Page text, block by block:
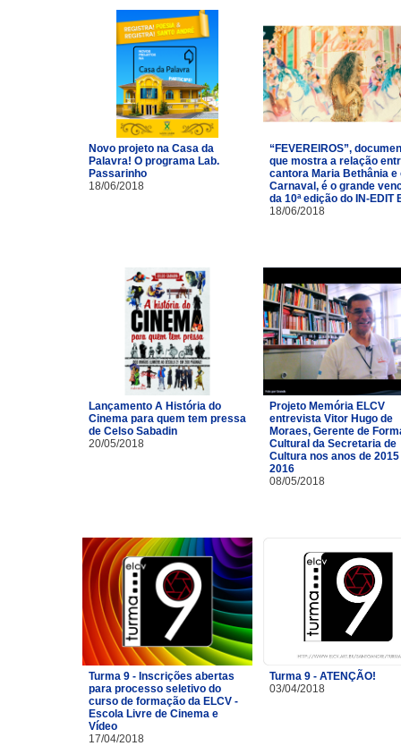
Novo projeto na Casa da
Palavra! O programa Lab.
Passarinho
18/06/2018
“FEVEREIROS”,
que mostra a relação
cantora Maria Bethânia e
Carnaval, é o grande
da 10ª edição do IN-EDIT
18/06/2018
Lançamento A História do
Cinema para quem tem pressa
de Celso Sabadin
20/05/2018
Projeto Memória ELCV
entrevista Vitor Hugo de
Moraes, Gerente de
Cultural da Secretaria de
Cultura nos anos de 2015
2016
08/05/2018
Turma 9 - Inscrições abertas
para processo seletivo do
curso de formação da ELCV -
Escola Livre de Cinema e
Vídeo
17/04/2018
Turma 9 - ATENÇÃO!
03/04/2018